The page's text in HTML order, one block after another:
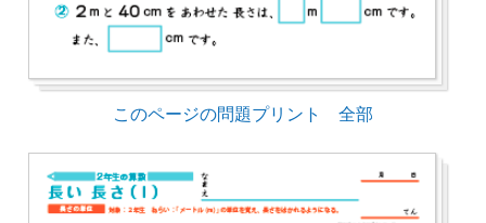
このページの問題プリント 全部